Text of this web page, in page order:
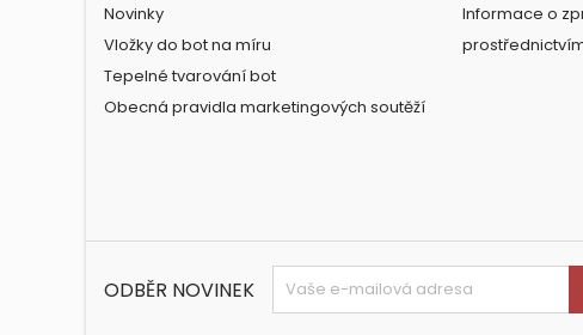
Novinky
Vložky do bot na míru
Tepelné tvarování bot
Obecná pravidla marketingových soutěží
Informace o
ODBĚR NOVINEK